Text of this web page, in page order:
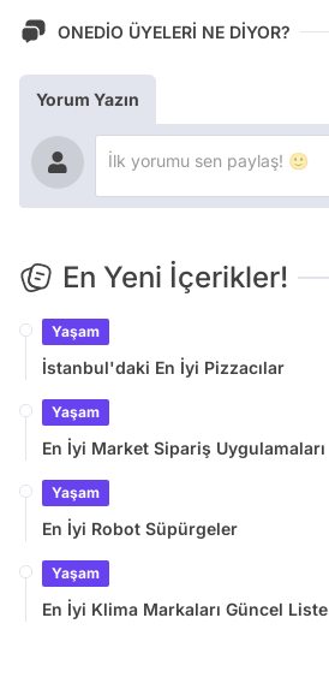
ONEDİO ÜYELERİ NE DİYOR?
Yorum Yazın
En Yeni İçerikler!
Yaşam
İstanbul'daki En İyi Pizzacılar
Yaşam
En İyi Market Sipariş Uygulamaları
Yaşam
En İyi Robot Süpürgeler
Yaşam
En İyi Klima Markaları Güncel Liste